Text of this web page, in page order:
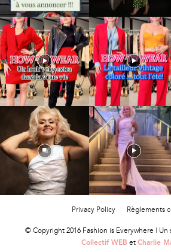
Privacy Policy Règlements
© Copyright 2016 Fashion is Everywhere | Un
Collectif WEB et Charlie